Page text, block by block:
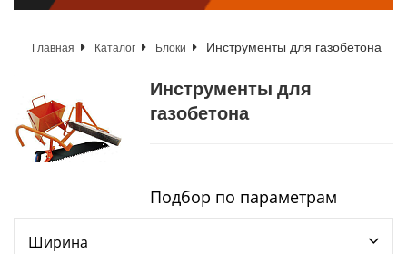
Главная Каталог Блоки Инструменты для газобетона
Инструменты для
газобетона
Подбор по параметрам
Ширина